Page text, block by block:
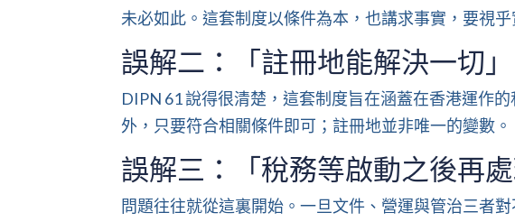
未必如此。這套制度以條件為本，也講求事實，要視乎
誤解二：「註冊地能解決一切」
DIPN 61 說得很清楚，這套制度旨在涵蓋在香港運作
外，只要符合相關條件即可；註冊地並非唯一的變數。
誤解三：「稅務等啟動之後再處
問題往往就從這裏開始。一旦文件、營運與管治三者